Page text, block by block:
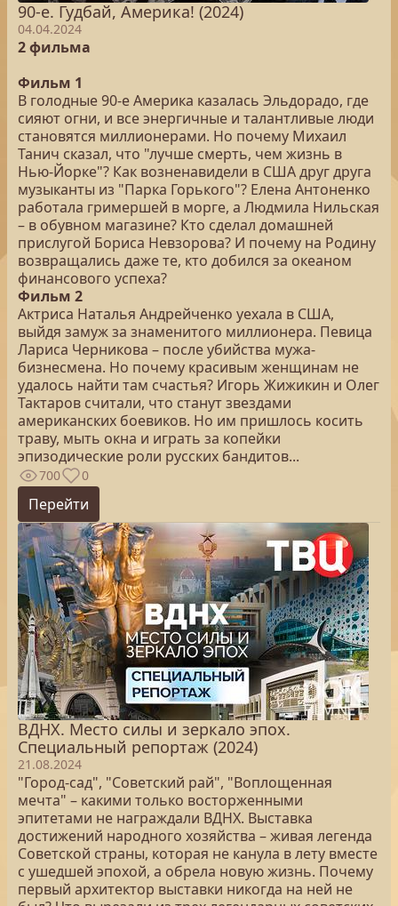
90-е. Гудбай, Америка! (2024)
04.04.2024
2 фильма
Фильм 1
В голодные 90-е Америка казалась Эльдорадо, где
сияют огни, и все энергичные и талантливые люди
становятся миллионерами. Но почему Михаил
Танич сказал, что "лучше смерть, чем жизнь в
Нью-Йорке"? Как возненавидели в США друг друга
музыканты из "Парка Горького"? Елена Антоненко
работала гримершей в морге, а Людмила Нильская
– в обувном магазине? Кто сделал домашней
прислугой Бориса Невзорова? И почему на Родину
возвращались даже те, кто добился за океаном
финансового успеха?
Фильм 2
Актриса Наталья Андрейченко уехала в США,
выйдя замуж за знаменитого миллионера. Певица
Лариса Черникова – после убийства мужа-
бизнесмена. Но почему красивым женщинам не
удалось найти там счастья? Игорь Жижикин и Олег
Тактаров считали, что станут звездами
американских боевиков. Но им пришлось косить
траву, мыть окна и играть за копейки
эпизодические роли русских бандитов...
700 0
Перейти
ВДНХ. Место силы и зеркало эпох.
Специальный репортаж (2024)
21.08.2024
"Город-сад", "Советский рай", "Воплощенная
мечта" – какими только восторженными
эпитетами не награждали ВДНХ. Выставка
достижений народного хозяйства – живая легенда
Советской страны, которая не канула в лету вместе
с ушедшей эпохой, а обрела новую жизнь. Почему
первый архитектор выставки никогда на ней не